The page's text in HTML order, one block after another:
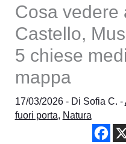
Cosa vedere
Castello,
5 chiese
mappa
17/03/2026 - Di Sofia C. -
fuori porta, Natura